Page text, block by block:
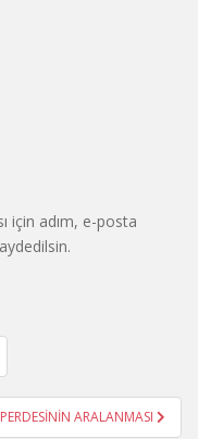
için adım, e-posta
ARALANMASI